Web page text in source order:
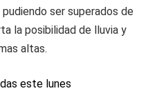
ser superados de
la posibilidad de lluvia y
altas.